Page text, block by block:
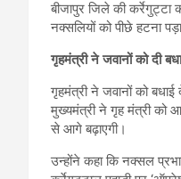
बीजापुर जिले की कर्रेगुट्टा
नक्सलियों को पीछे हटना
गृहमंत्री ने जवानों को दी
गृहमंत्री ने जवानों को
मुख्यमंत्री ने गृह मंत्री को
से आगे बढ़ाएगी।
उन्होंने कहा कि नक्सल